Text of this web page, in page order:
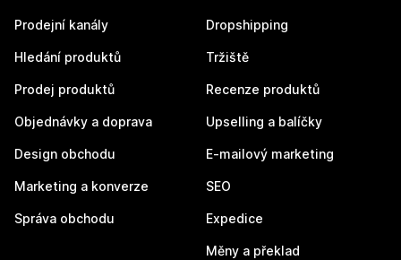
Prodejní kanály
Hledání produktů
Prodej produktů
Objednávky a doprava
Design obchodu
Marketing a konverze
Správa obchodu
Dropshipping
Tržiště
Recenze produktů
Upselling a balíčky
E-mailový marketing
SEO
Expedice
Měny a překlad